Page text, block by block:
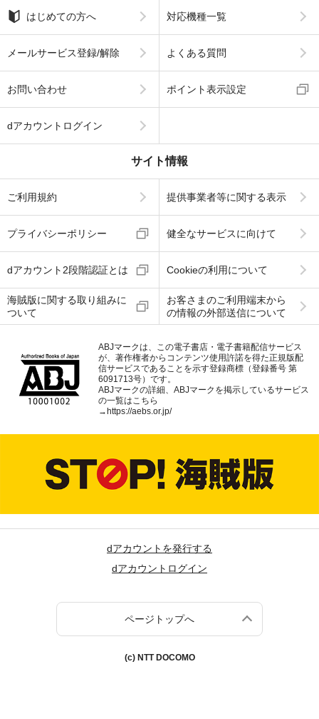
はじめての方へ 対応機種一覧
メールサービス登録/解除 よくある質問
お問い合わせ ポイント表示設定
dアカウントログイン
サイト情報
ご利用規約 提供事業者等に関する表示
プライバシーポリシー 健全なサービスに向けて
dアカウント2段階認証とは Cookieの利用について
海賊版に関する取り組みに
ついて
お客さまのご利用端末から
の情報の外部送信について
ABJマークは、この電子書店・電子書籍配信サービス
が、著作権者からコンテンツ使用許諾を得た正規版配
信サービスであることを示す登録商標（登録番号 第
6091713号）です。
ABJマークの詳細、ABJマークを掲示しているサービス
の一覧はこちら
→https://aebs.or.jp/
dアカウントを発行する
dアカウントログイン
ページトップへ
(c) NTT DOCOMO